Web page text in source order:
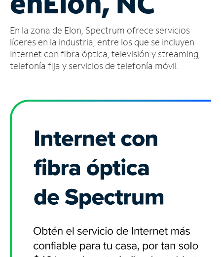
cuenta
Encuentra
una
tienda
En la zona de Elon, Spectrum ofrece servicios
líderes en la industria, entre los que se incluyen
Internet con fibra óptica, televisión y streaming,
telefonía fija y servicios de telefonía móvil.